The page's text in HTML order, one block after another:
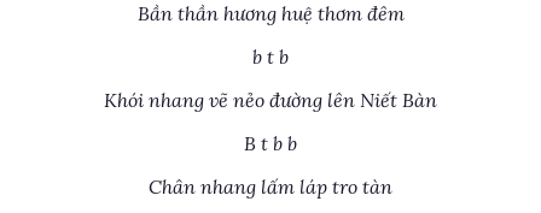
Bần thần hương huệ thơm đêm
b t b
Khói nhang vẽ nẻo đường lên Niết Bàn
B t b b
Chân nhang lấm láp tro tàn